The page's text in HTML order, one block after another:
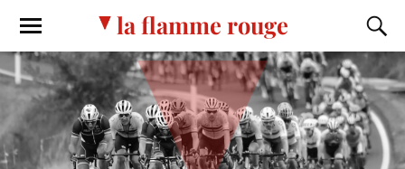
la flamme rouge